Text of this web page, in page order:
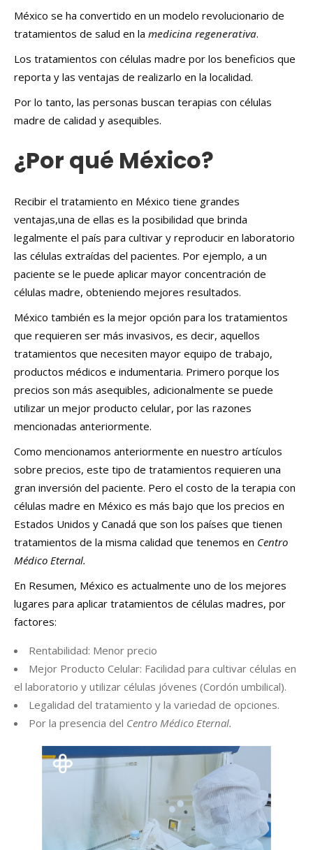
México se ha convertido en un modelo revolucionario de
tratamientos de salud en la medicina regenerativa.
Los tratamientos con células madre por los beneficios que
reporta y las ventajas de realizarlo en la localidad.
Por lo tanto, las personas buscan terapias con células
madre de calidad y asequibles.
¿Por qué México?
Recibir el tratamiento en México tiene grandes
ventajas,una de ellas es la posibilidad que brinda
legalmente el país para cultivar y reproducir en laboratorio
las células extraídas del pacientes. Por ejemplo, a un
paciente se le puede aplicar mayor concentración de
células madre, obteniendo mejores resultados.
México también es la mejor opción para los tratamientos
que requieren ser más invasivos, es decir, aquellos
tratamientos que necesiten mayor equipo de trabajo,
productos médicos e indumentaria. Primero porque los
precios son más asequibles, adicionalmente se puede
utilizar un mejor producto celular, por las razones
mencionadas anteriormente.
Como mencionamos anteriormente en nuestro artículos
sobre precios, este tipo de tratamientos requieren una
gran inversión del paciente. Pero el costo de la terapia con
células madre en México es más bajo que los precios en
Estados Unidos y Canadá que son los países que tienen
tratamientos de la misma calidad que tenemos en Centro
Médico Eternal.
En Resumen, México es actualmente uno de los mejores
lugares para aplicar tratamientos de células madres, por
factores:
Rentabilidad: Menor precio
Mejor Producto Celular: Facilidad para cultivar células en
el laboratorio y utilizar células jóvenes (Cordón umbilical).
Legalidad del tratamiento y la variedad de opciones.
Por la presencia del Centro Médico Eternal.